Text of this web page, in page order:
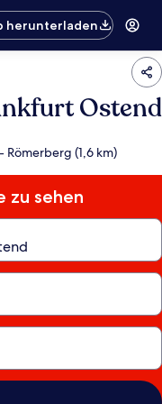
herunterladen
Ostend
Römerberg (1,6 km)
zu sehen